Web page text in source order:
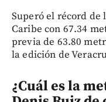
Superó el récord de
Caribe con 67.34
previa de 63.80
la edición de
¿Cuál es la